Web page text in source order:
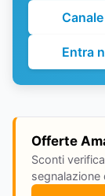
Entra
Offerte
Sconti
segnalazione